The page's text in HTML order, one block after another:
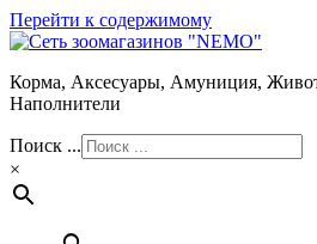
Перейти к содержимому
Корма, Аксесуары, Амуниция,
Наполнители
Поиск ...
×